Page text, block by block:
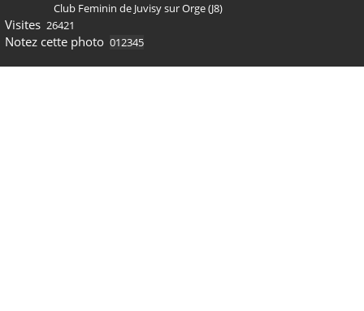
Club Feminin de Juvisy sur Orge (J8)
Visites 26421
Notez cette photo